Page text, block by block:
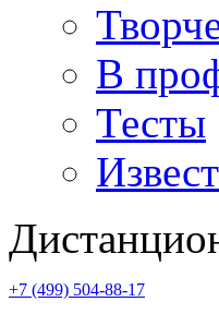
В
Тесты
+7 (499) 504-88-17